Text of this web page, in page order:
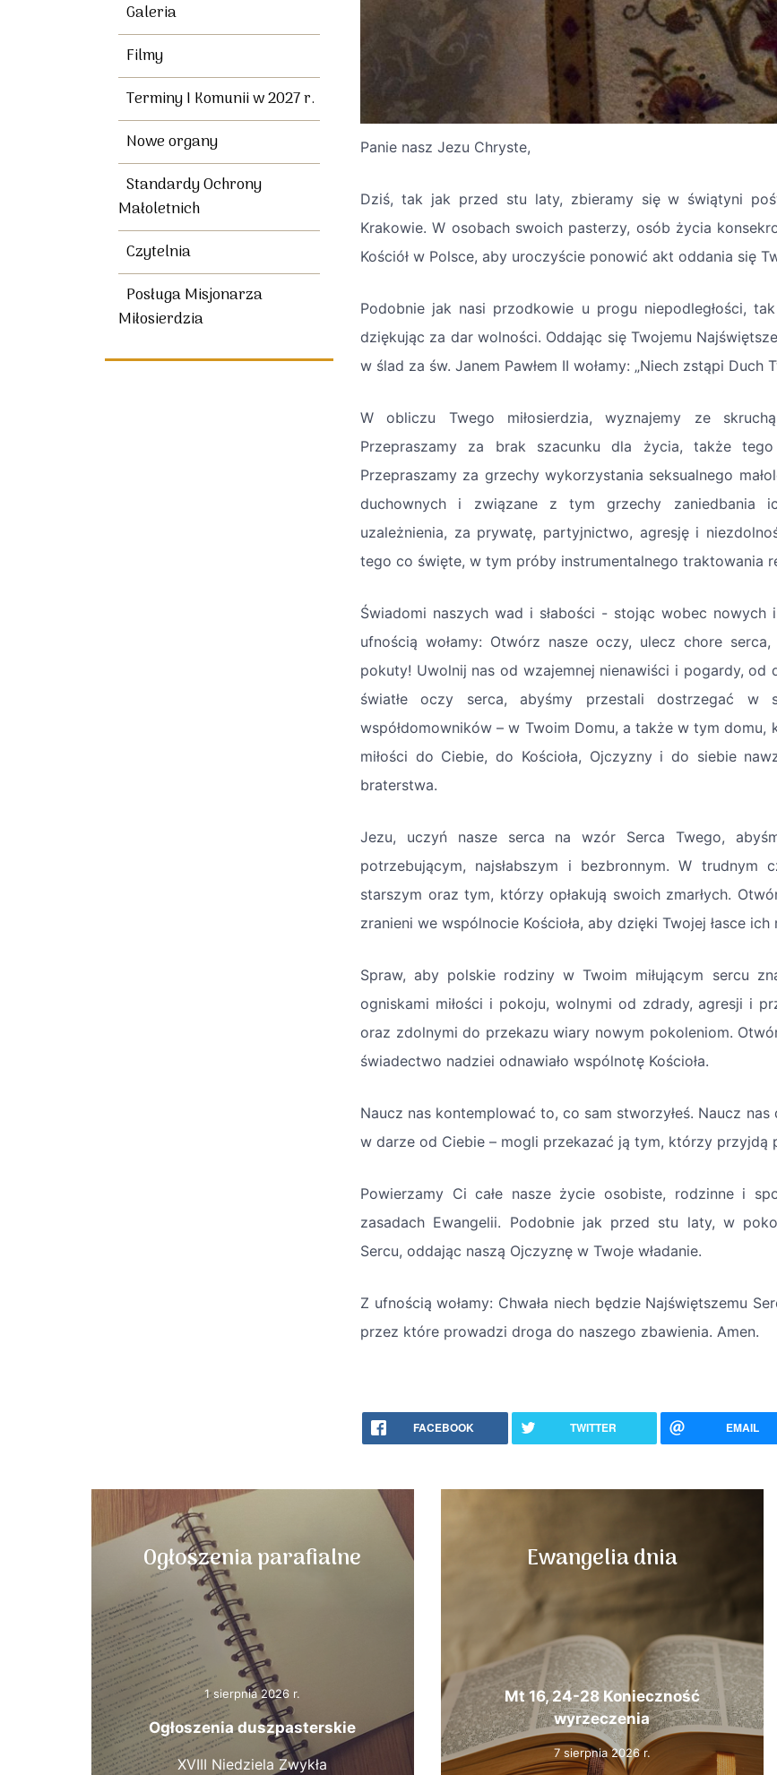
Galeria
Filmy
Terminy I Komunii w 2027 r.
Nowe organy
Standardy Ochrony
Małoletnich
Czytelnia
Posługa Misjonarza
Miłosierdzia
Panie nasz Jezu Chryste,
Dziś, tak jak przed stu laty, zbieramy się w świątyni
Krakowie. W osobach swoich pasterzy, osób życia
Kościół w Polsce, aby uroczyście ponowić akt oddania się
Podobnie jak nasi przodkowie u progu niepodległości,
dziękując za dar wolności. Oddając się Twojemu
w ślad za św. Janem Pawłem II wołamy: „Niech zstąpi Duch
W obliczu Twego miłosierdzia, wyznajemy ze
Przepraszamy za brak szacunku dla życia, także
Przepraszamy za grzechy wykorzystania seksualnego
duchownych i związane z tym grzechy zaniedbania
uzależnienia, za prywatę, partyjnictwo, agresję i
tego co święte, w tym próby instrumentalnego traktowania
Świadomi naszych wad i słabości - stojąc wobec
ufnością wołamy: Otwórz nasze oczy, ulecz chore
pokuty! Uwolnij nas od wzajemnej nienawiści i pogardy, od
światłe oczy serca, abyśmy przestali dostrzegać w
współdomowników – w Twoim Domu, a także w tym domu,
miłości do Ciebie, do Kościoła, Ojczyzny i do siebie
braterstwa.
Jezu, uczyń nasze serca na wzór Serca Twego,
potrzebującym, najsłabszym i bezbronnym. W
starszym oraz tym, którzy opłakują swoich zmarłych.
zranieni we wspólnocie Kościoła, aby dzięki Twojej łasce
Spraw, aby polskie rodziny w Twoim miłującym sercu
ogniskami miłości i pokoju, wolnymi od zdrady, agresji i
oraz zdolnymi do przekazu wiary nowym pokoleniom.
świadectwo nadziei odnawiało wspólnotę Kościoła.
Naucz nas kontemplować to, co sam stworzyłeś. Naucz
w darze od Ciebie – mogli przekazać ją tym, którzy przyjdą
Powierzamy Ci całe nasze życie osobiste, rodzinne i
zasadach Ewangelii. Podobnie jak przed stu laty, w
Sercu, oddając naszą Ojczyznę w Twoje władanie.
Z ufnością wołamy: Chwała niech będzie Najświętszemu
przez które prowadzi droga do naszego zbawienia. Amen.
FACEBOOK TWITTER EMAIL
Ogłoszenia parafialne
1 sierpnia 2026 r.
Ogłoszenia duszpasterskie
XVIII Niedziela Zwykła
Ewangelia dnia
Mt 16, 24-28 Konieczność
wyrzeczenia
7 sierpnia 2026 r.